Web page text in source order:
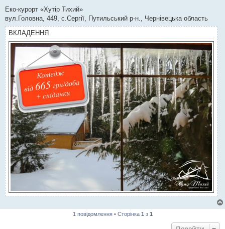
Еко-курорт «Хутір Тихий»
вул.Головна, 449, с.Сергії, Путильський р-н., Чернівецька область
ВКЛАДЕННЯ
1 повідомлення • Сторінка 1 з 1